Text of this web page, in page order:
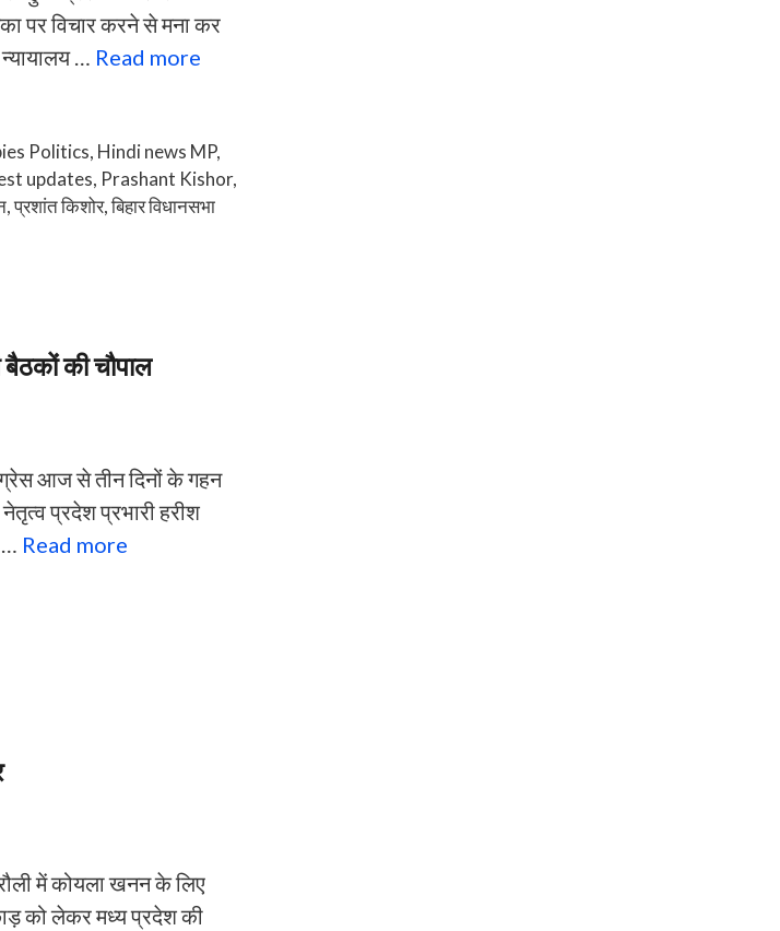
पर विचार करने से मना कर
… Read more
Politics, Hindi news MP,
updates, Prashant Kishor,
,प्रशांत किशोर,बिहार विधानसभा
की चौपाल
आज से तीन दिनों के गहन
प्रदेश प्रभारी हरीश
… Read more
में कोयला खनन के लिए
को लेकर मध्य प्रदेश की